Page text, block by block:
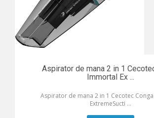
Aspirator de mana 2 in 1
Immortal Ex ...
Aspirator de mana 2 in 1 Cecotec
ExtremeSucti ...